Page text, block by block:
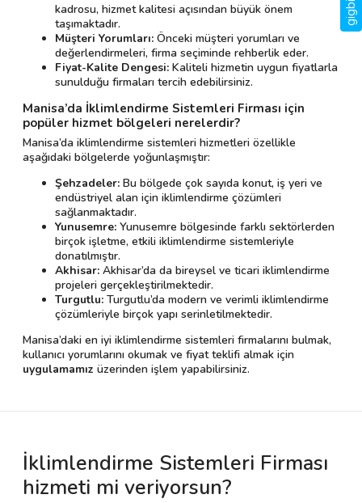
kadrosu, hizmet kalitesi açısından büyük önem
taşımaktadır.
Müşteri Yorumları: Önceki müşteri yorumları ve
değerlendirmeleri, firma seçiminde rehberlik eder.
Fiyat-Kalite Dengesi: Kaliteli hizmetin uygun fiyatlarla
sunulduğu firmaları tercih edebilirsiniz.
Manisa’da İklimlendirme Sistemleri Firması için
popüler hizmet bölgeleri nerelerdir?
Manisa’da iklimlendirme sistemleri hizmetleri özellikle
aşağıdaki bölgelerde yoğunlaşmıştır:
Şehzadeler: Bu bölgede çok sayıda konut, iş yeri ve
endüstriyel alan için iklimlendirme çözümleri
sağlanmaktadır.
Yunusemre: Yunusemre bölgesinde farklı sektörlerden
birçok işletme, etkili iklimlendirme sistemleriyle
donatılmıştır.
Akhisar: Akhisar’da da bireysel ve ticari iklimlendirme
projeleri gerçekleştirilmektedir.
Turgutlu: Turgutlu’da modern ve verimli iklimlendirme
çözümleriyle birçok yapı serinletilmektedir.
Manisa’daki en iyi iklimlendirme sistemleri firmalarını bulmak,
kullanıcı yorumlarını okumak ve fiyat teklifi almak için
uygulamamız üzerinden işlem yapabilirsiniz.
İklimlendirme Sistemleri Firması
hizmeti mi veriyorsun?